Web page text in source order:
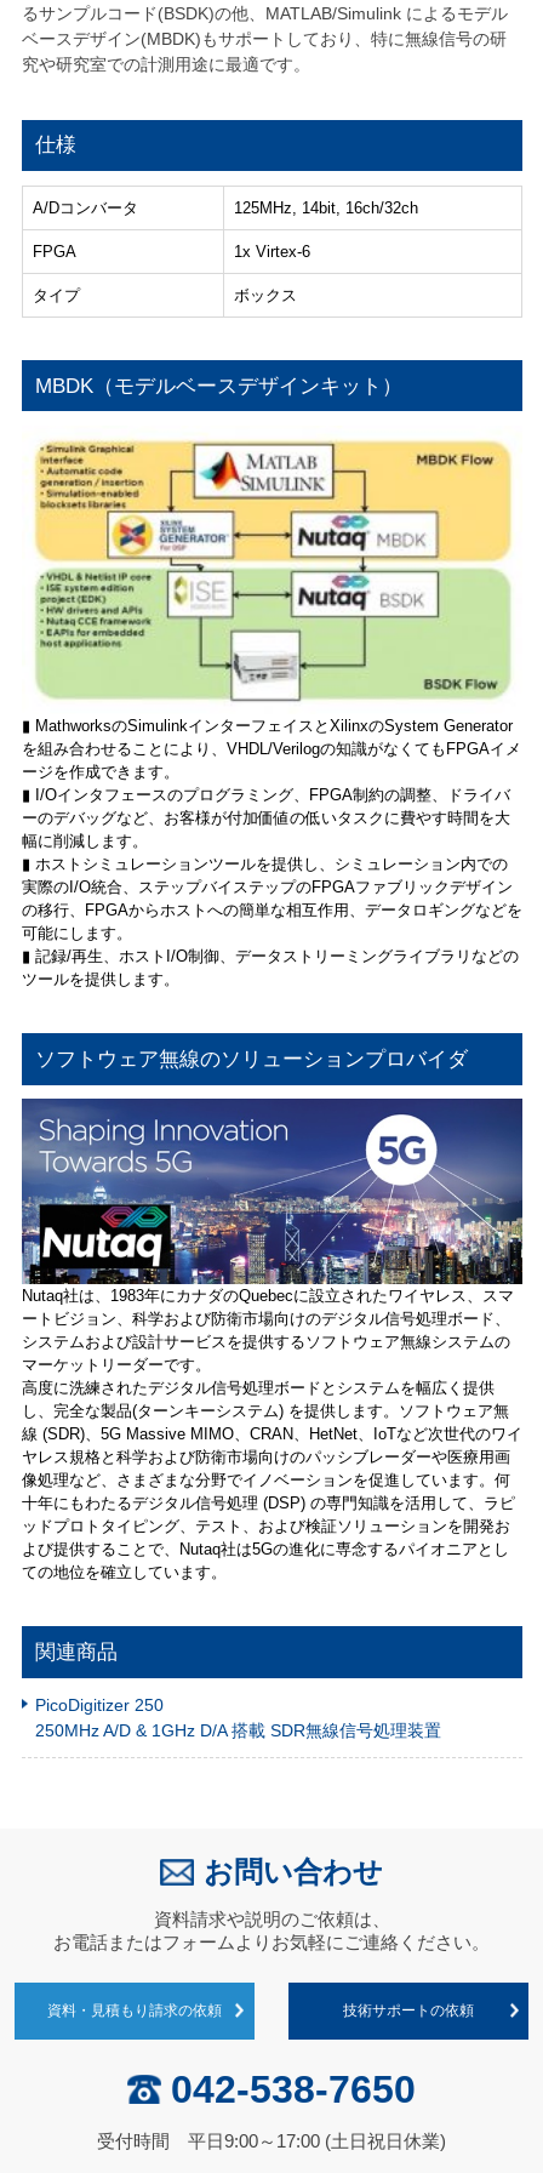
るサンプルコード(BSDK)の他、MATLAB/Simulink によるモデル
ベースデザイン(MBDK)もサポートしており、特に無線信号の研
究や研究室での計測用途に最適です。
仕様
A/Dコンバータ 125MHz, 14bit, 16ch/32ch
FPGA 1x Virtex-6
タイプ ボックス
MBDK（モデルベースデザインキット）
▮ MathworksのSimulinkインターフェイスとXilinxのSystem Generator
を組み合わせることにより、VHDL/Verilogの知識がなくてもFPGAイメ
ージを作成できます。
▮ I/Oインタフェースのプログラミング、FPGA制約の調整、ドライバ
ーのデバッグなど、お客様が付加価値の低いタスクに費やす時間を大
幅に削減します。
▮ ホストシミュレーションツールを提供し、シミュレーション内での
実際のI/O統合、ステップバイステップのFPGAファブリックデザイン
の移行、FPGAからホストへの簡単な相互作用、データロギングなどを
可能にします。
▮ 記録/再生、ホストI/O制御、データストリーミングライブラリなどの
ツールを提供します。
ソフトウェア無線のソリューションプロバイダ
Nutaq社は、1983年にカナダのQuebecに設立されたワイヤレス、スマ
ートビジョン、科学および防衛市場向けのデジタル信号処理ボード、
システムおよび設計サービスを提供するソフトウェア無線システムの
マーケットリーダーです。
高度に洗練されたデジタル信号処理ボードとシステムを幅広く提供
し、完全な製品(ターンキーシステム) を提供します。ソフトウェア無
線 (SDR)、5G Massive MIMO、CRAN、HetNet、IoTなど次世代のワイ
ヤレス規格と科学および防衛市場向けのパッシブレーダーや医療用画
像処理など、さまざまな分野でイノベーションを促進しています。何
十年にもわたるデジタル信号処理 (DSP) の専門知識を活用して、ラピ
ッドプロトタイピング、テスト、および検証ソリューションを開発お
よび提供することで、Nutaq社は5Gの進化に専念するパイオニアとし
ての地位を確立しています。
関連商品
PicoDigitizer 250
250MHz A/D & 1GHz D/A 搭載 SDR無線信号処理装置
お問い合わせ
資料請求や説明のご依頼は、
お電話またはフォームよりお気軽にご連絡ください。
資料・見積もり請求の依頼 技術サポートの依頼
042-538-7650
受付時間 平日9:00～17:00 (土日祝日休業)